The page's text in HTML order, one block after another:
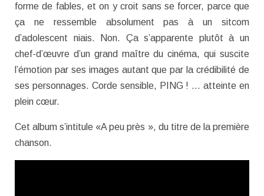
forme de fables, et on y croit sans se forcer, parce que
ça ne ressemble absolument pas à un sitcom
d’adolescent niais. Non. Ça s’apparente plutôt à un
chef-d’œuvre d’un grand maître du cinéma, qui suscite
l’émotion par ses images autant que par la crédibilité de
ses personnages. Corde sensible, PING ! … atteinte en
plein cœur.
Cet album s’intitule «A peu près », du titre de la première
chanson.